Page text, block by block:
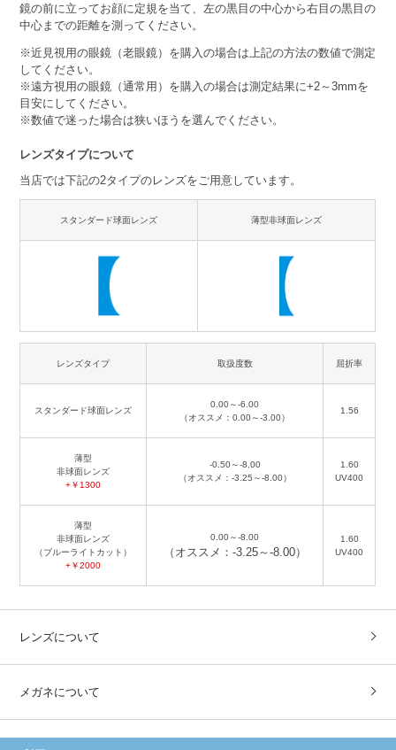
鏡の前に立ってお顔に定規を当て、左の黒目の中心から右目の黒目の
中心までの距離を測ってください。
※近見視用の眼鏡（老眼鏡）を購入の場合は上記の方法の数値で測定
してください。
※遠方視用の眼鏡（通常用）を購入の場合は測定結果に+2～3mmを
目安にしてください。
※数値で迷った場合は狭いほうを選んでください。
レンズタイプについて
当店では下記の2タイプのレンズをご用意しています。
スタンダード球面レンズ 薄型非球面レンズ
レンズタイプ 取扱度数 屈折率
スタンダード球面レンズ
0.00～-6.00
（オススメ：0.00～-3.00）
1.56
薄型
非球面レンズ
+￥1300
-0.50～-8.00
（オススメ：-3.25～-8.00）
1.60
UV400
薄型
非球面レンズ
（ブルーライトカット）
+￥2000
0.00～-8.00
（オススメ：-3.25～-8.00）
1.60
UV400
レンズについて
メガネについて